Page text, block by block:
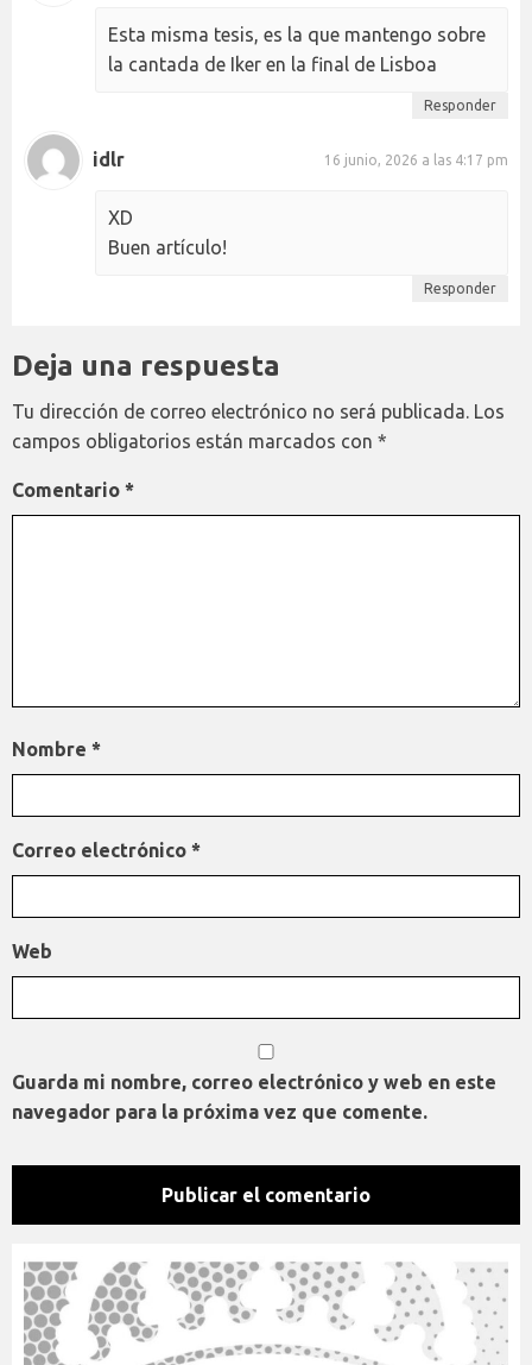
Esta misma tesis, es la que mantengo sobre
la cantada de Iker en la final de Lisboa
Responder
idlr 16 junio, 2026 a las 4:17 pm
XD
Buen artículo!
Responder
Deja una respuesta
Tu dirección de correo electrónico no será publicada. Los
campos obligatorios están marcados con *
Comentario *
Nombre *
Correo electrónico *
Web
Guarda mi nombre, correo electrónico y web en este
navegador para la próxima vez que comente.